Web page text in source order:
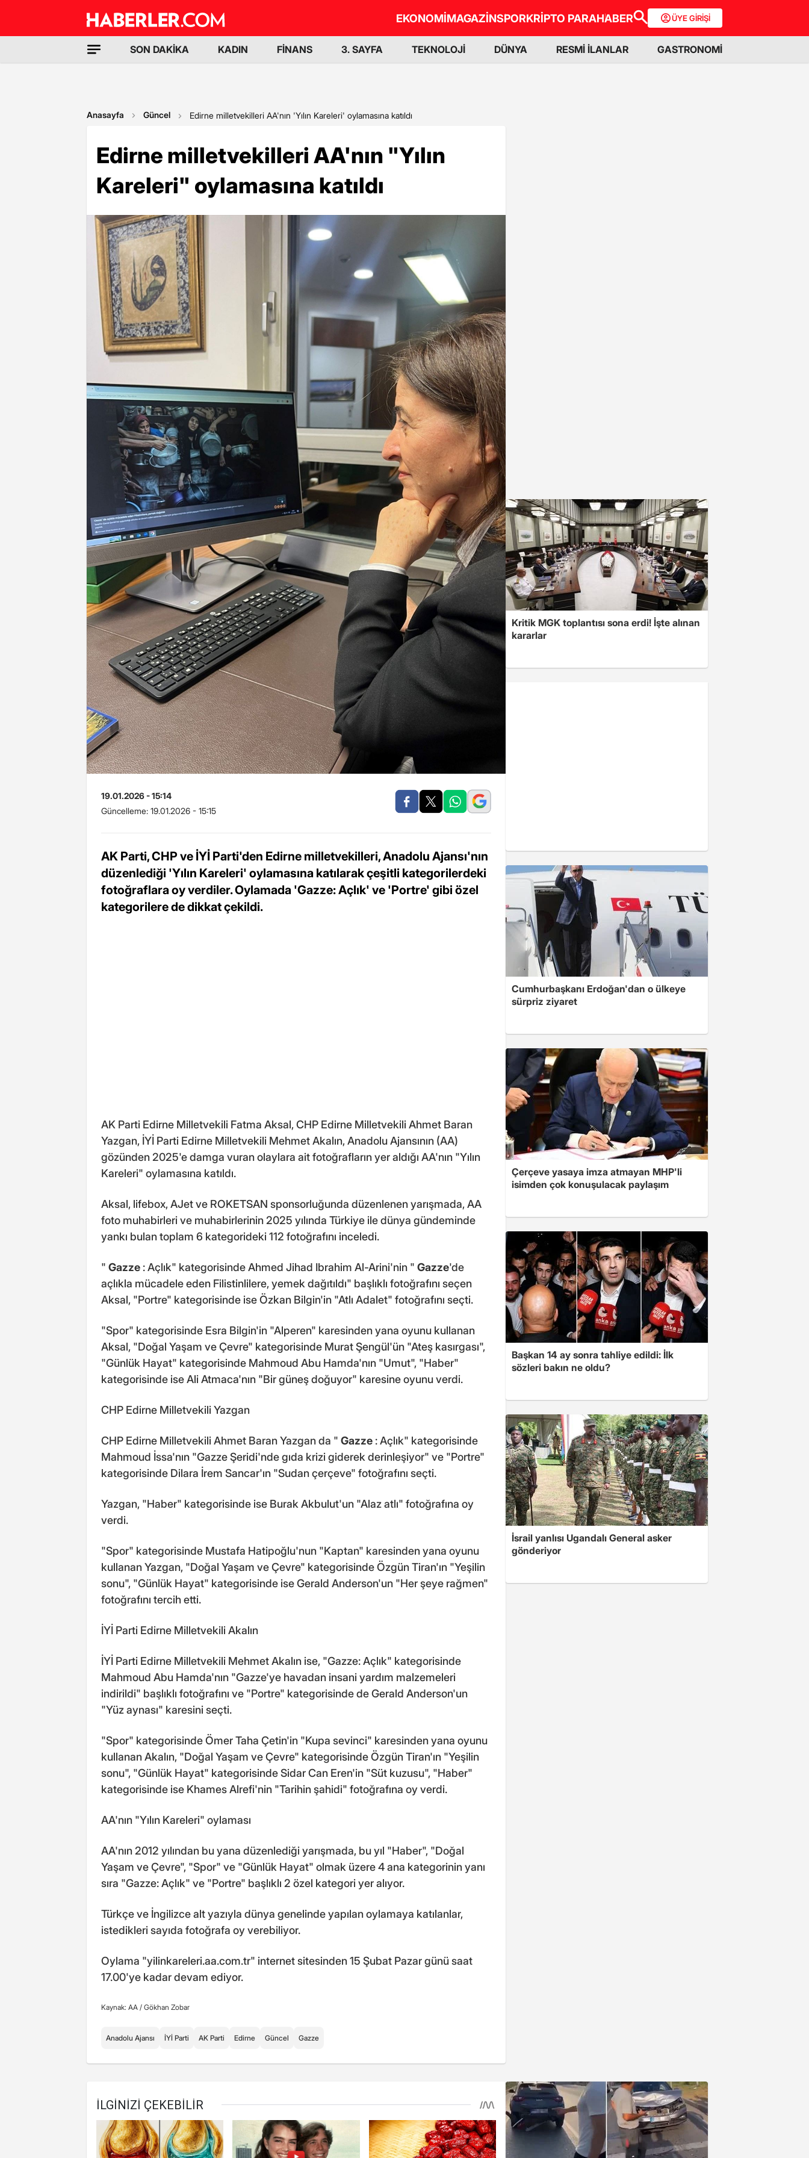
EKONOMİMAGAZİNSPORKRİPTO PARAHABER ÜYE GİRİŞİ
SON DAKİKA KADIN FİNANS 3. SAYFA TEKNOLOJİ DÜNYA RESMİ İLANLAR GASTRONOMİ
Anasayfa Güncel Edirne milletvekilleri AA'nın 'Yılın Kareleri' oylamasına katıldı
Edirne milletvekilleri AA'nın "Yılın
Kareleri" oylamasına katıldı
19.01.2026 - 15:14
Güncelleme: 19.01.2026 - 15:15
AK Parti, CHP ve İYİ Parti'den Edirne milletvekilleri, Anadolu Ajansı'nın
düzenlediği 'Yılın Kareleri' oylamasına katılarak çeşitli kategorilerdeki
fotoğraflara oy verdiler. Oylamada 'Gazze: Açlık' ve 'Portre' gibi özel
kategorilere de dikkat çekildi.
AK Parti Edirne Milletvekili Fatma Aksal, CHP Edirne Milletvekili Ahmet Baran
Yazgan, İYİ Parti Edirne Milletvekili Mehmet Akalın, Anadolu Ajansının (AA)
gözünden 2025'e damga vuran olaylara ait fotoğrafların yer aldığı AA'nın "Yılın
Kareleri" oylamasına katıldı.
Aksal, lifebox, AJet ve ROKETSAN sponsorluğunda düzenlenen yarışmada, AA
foto muhabirleri ve muhabirlerinin 2025 yılında Türkiye ile dünya gündeminde
yankı bulan toplam 6 kategorideki 112 fotoğrafını inceledi.
" Gazze : Açlık" kategorisinde Ahmed Jihad Ibrahim Al-Arini'nin " Gazze'de
açlıkla mücadele eden Filistinlilere, yemek dağıtıldı" başlıklı fotoğrafını seçen
Aksal, "Portre" kategorisinde ise Özkan Bilgin'in "Atlı Adalet" fotoğrafını seçti.
"Spor" kategorisinde Esra Bilgin'in "Alperen" karesinden yana oyunu kullanan
Aksal, "Doğal Yaşam ve Çevre" kategorisinde Murat Şengül'ün "Ateş kasırgası",
"Günlük Hayat" kategorisinde Mahmoud Abu Hamda'nın "Umut", "Haber"
kategorisinde ise Ali Atmaca'nın "Bir güneş doğuyor" karesine oyunu verdi.
CHP Edirne Milletvekili Yazgan
CHP Edirne Milletvekili Ahmet Baran Yazgan da " Gazze : Açlık" kategorisinde
Mahmoud İssa'nın "Gazze Şeridi'nde gıda krizi giderek derinleşiyor" ve "Portre"
kategorisinde Dilara İrem Sancar'ın "Sudan çerçeve" fotoğrafını seçti.
Yazgan, "Haber" kategorisinde ise Burak Akbulut'un "Alaz atlı" fotoğrafına oy
verdi.
"Spor" kategorisinde Mustafa Hatipoğlu'nun "Kaptan" karesinden yana oyunu
kullanan Yazgan, "Doğal Yaşam ve Çevre" kategorisinde Özgün Tiran'ın "Yeşilin
sonu", "Günlük Hayat" kategorisinde ise Gerald Anderson'un "Her şeye rağmen"
fotoğrafını tercih etti.
İYİ Parti Edirne Milletvekili Akalın
İYİ Parti Edirne Milletvekili Mehmet Akalın ise, "Gazze: Açlık" kategorisinde
Mahmoud Abu Hamda'nın "Gazze'ye havadan insani yardım malzemeleri
indirildi" başlıklı fotoğrafını ve "Portre" kategorisinde de Gerald Anderson'un
"Yüz aynası" karesini seçti.
"Spor" kategorisinde Ömer Taha Çetin'in "Kupa sevinci" karesinden yana oyunu
kullanan Akalın, "Doğal Yaşam ve Çevre" kategorisinde Özgün Tiran'ın "Yeşilin
sonu", "Günlük Hayat" kategorisinde Sidar Can Eren'in "Süt kuzusu", "Haber"
kategorisinde ise Khames Alrefi'nin "Tarihin şahidi" fotoğrafına oy verdi.
AA'nın "Yılın Kareleri" oylaması
AA'nın 2012 yılından bu yana düzenlediği yarışmada, bu yıl "Haber", "Doğal
Yaşam ve Çevre", "Spor" ve "Günlük Hayat" olmak üzere 4 ana kategorinin yanı
sıra "Gazze: Açlık" ve "Portre" başlıklı 2 özel kategori yer alıyor.
Türkçe ve İngilizce alt yazıyla dünya genelinde yapılan oylamaya katılanlar,
istedikleri sayıda fotoğrafa oy verebiliyor.
Oylama "yilinkareleri.aa.com.tr" internet sitesinden 15 Şubat Pazar günü saat
17.00'ye kadar devam ediyor.
Kaynak: AA / Gökhan Zobar
Anadolu Ajansı İYİ Parti AK Parti Edirne Güncel Gazze
Kritik MGK toplantısı sona erdi! İşte alınan
kararlar
Cumhurbaşkanı Erdoğan'dan o ülkeye
sürpriz ziyaret
Çerçeve yasaya imza atmayan MHP'li
isimden çok konuşulacak paylaşım
Başkan 14 ay sonra tahliye edildi: İlk
sözleri bakın ne oldu?
İsrail yanlısı Ugandalı General asker
gönderiyor